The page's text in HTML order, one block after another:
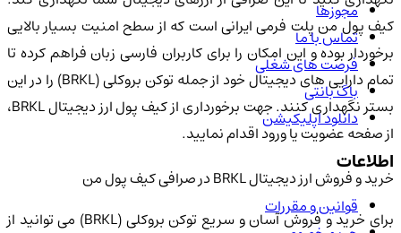
کیف پول من پلت فرمی ایرانی است که از سطح امنیت بسیار بالایی
برخوردار بوده و این امکان را برای کاربران فارسی زبان فراهم کرده تا
تمام دارایی های دیجیتال خود از جمله توکن بروکلی (BRKL) را در این
بستر نگهداری کنند. جهت برخورداری از کیف پول ارز دیجیتال BRKL،
از صفحه عضویت یا ورود اقدام نمایید.
خرید و فروش ارز دیجیتال BRKL در صرافی کیف پول من
برای خرید و فروش آسان و سریع توکن بروکلی (BRKL) می توانید از
مجوزها
تماس با ما
فرصت های شغلی
باگ بانتی
دانلود اپلیکیشن
اطلاعات
قوانین و مقررات